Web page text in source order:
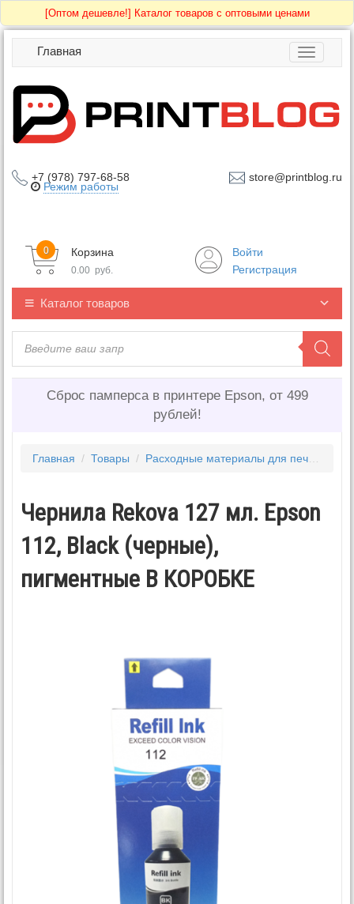
[Оптом дешевле!] Каталог товаров с оптовыми ценами
Toggle
Главная
+7 (978) 797-68-58 store@printblog.ru
Режим работы
Корзина
0
0.00 руб.
Войти
Регистрация
Каталог товаров
Сброс памперса в принтере Epson, от 499
рублей!
Главная / Товары / Расходные материалы для печати
Чернила Rekova 127 мл. Epson
112, Black (черные),
пигментные В КОРОБКЕ